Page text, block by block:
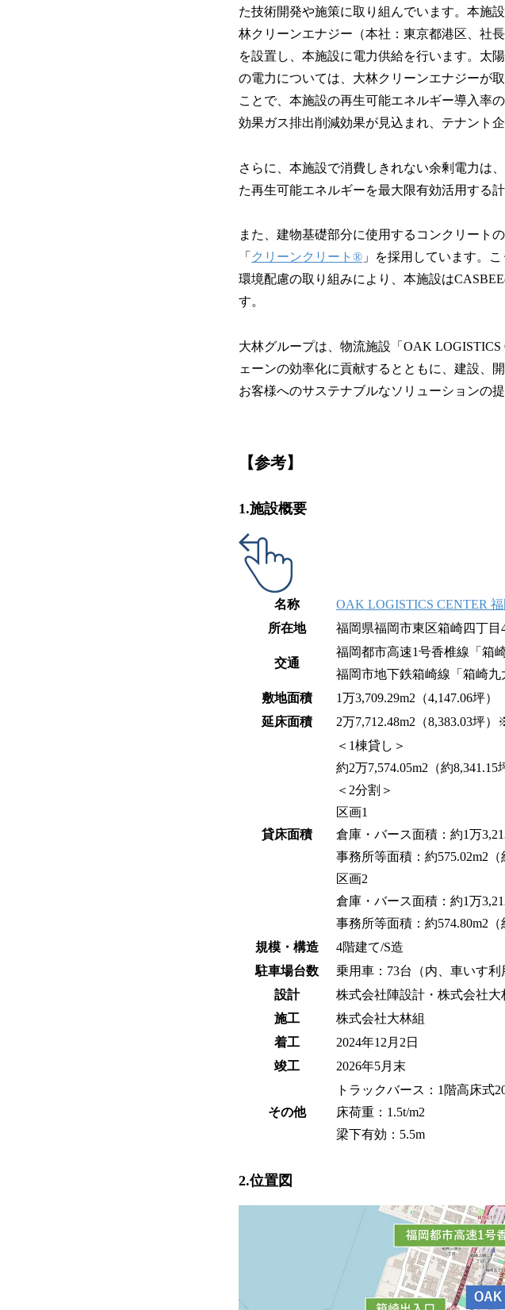
た技術開発や施策に取り組んでいます。本施
林クリーンエナジー（本社：東京都港区、社
を設置し、本施設に電力供給を行います。太
の電力については、大林クリーンエナジーが
ことで、本施設の再生可能エネルギー導入率
効果ガス排出削減効果が見込まれ、テナント
さらに、本施設で消費しきれない余剰電力は
た再生可能エネルギーを最大限有効活用する計
また、建物基礎部分に使用するコンクリート
「 クリーンクリート® 」を採用しています。
環境配慮の取り組みにより、本施設は
す。
大林グループは、物流施設「OAK
ェーンの効率化に貢献するとともに、建設、
お客様へのサステナブルなソリューションの
【参考】
1.施設概要
名称
OAK LOGISTICS CENTER
所在地
福岡県福岡市東区箱崎四丁目
交通
福岡都市高速1号香椎線「箱
福岡市地下鉄箱崎線「箱崎九
敷地面積
1万3,709.29m2（4,147.06坪）
延床面積
2万7,712.48m2（8,383.03坪
貸床面積
＜1棟貸し＞
約2万7,574.05m2（約8,341.15
＜2分割＞
区画1
倉庫・バース面積：約1万
事務所等面積：約575.02m2（
区画2
倉庫・バース面積：約1万
事務所等面積：約574.80m2（
規模・構造
4階建て/S造
駐車場台数
乗用車：73台（内、車いす利
設計
株式会社陣設計・株式会社
施工
株式会社大林組
着工
2024年12月2日
竣工
2026年5月末
その他
トラックバース：1階高床式
床荷重：1.5t/m2
梁下有効：5.5m
2.位置図